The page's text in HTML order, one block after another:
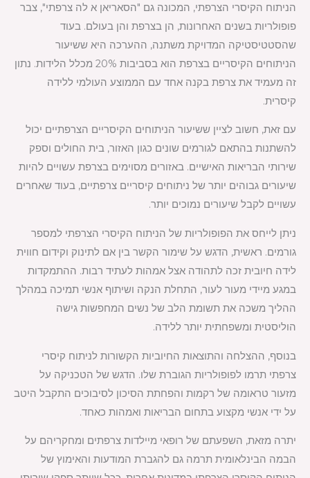
הניתוח הקיסרי הצרפתי, המכונה גם "הסאריאן א לה צרפתי", צבר
פופולריות בשנים האחרונות, הן בצרפת והן בעולם. בעוד
שהסטטיסטיקה המדויקת משתנה, ההערכה היא ששיעור
הניתוחים הקיסריים בצרפת הוא בסביבות 20% מכלל הלידות. נתון
זה מעמיד את צרפת בקנה אחד עם הממוצע העולמי ללידה
קיסרית.
עם זאת, חשוב לציין ששיעור הניתוחים הקיסריים הצרפתיים יכול
להשתנות בהתאם לגורמים שונים כגון האזור, בית החולים וספק
שירותי הבריאות האישיים. באזורים מסוימים בצרפת עשויים להיות
שיעורים גבוהים יותר של ניתוחים קיסריים צרפתיים, בעוד שאחרים
עשויים לקבל שיעורים נמוכים יותר.
ניתן לייחס את הפופולריות של הניתוח הקיסרי הצרפתי למספר
גורמים. ראשית, הדגש על שימור הקשר בין אם לתינוק וקידום חווית
לידה חיובית זכה לתהודה אצל אמהות לעתיד רבות. ההתמקדות
במגע מיידי מעור לעור, התחלת הנקה ושיתוף אנשי תמיכה במהלך
ההליך משכה את תשומת הלב של נשים המחפשות גישה
הוליסטית ומשפחתית יותר ללידה.
בנוסף, ההצלחה והתוצאות החיוביות הקשורות לניתוח קיסרי
צרפתי תרמו לפופולריות הגוברת שלו. הדגש של הטכניקה על
מזעור טראומה של רקמות והפחתת הסיכון לסיבוכים התקבל היטב
על ידי אנשי מקצוע בתחום הבריאות ואמהות כאחד.
יתרה מזאת, השפעתם של רופאי מיילדות צרפתים ומחקריהם על
הבמה הבינלאומית תרמה גם להגברת המודעות והאימוץ של